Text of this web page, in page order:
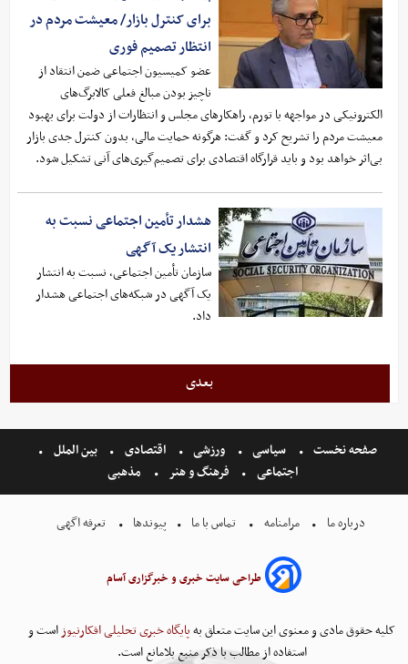
برای کنترل بازار/ معیشت مردم در
انتظار تصمیم فوری
عضو کمیسیون اجتماعی ضمن انتقاد از
ناچیز بودن مبالغ فعلی کالابرگ‌های
الکترونیکی در مواجهه با تورم، راهکارهای مجلس و انتظارات از دولت برای بهبود
معیشت مردم را تشریح کرد و گفت: هرگونه حمایت مالی، بدون کنترل جدی بازار
بی‌اثر خواهد بود و باید قرارگاه اقتصادی برای تصمیم‌گیری‌های آنی تشکیل شود.
هشدار تأمین اجتماعی نسبت به
انتشار یک آگهی
سازمان تأمین اجتماعی، نسبت به انتشار
یک آگهی در شبکه‌های اجتماعی هشدار
داد.
بعدی
صفحه نخست سیاسی ورزشی اقتصادی
بین الملل
اجتماعی
فرهنگ و هنر مذهبی
درباره ما مرامنامه تماس با ما پیوندها تعرفه اگهی
طراحی سایت خبری و خبرگزاری آسام
کلیه حقوق مادی و معنوی این سایت متعلق بهپایگاه خبری تحلیلی افکارنیوزاست و
استفاده از مطالب با ذکر منبع بلامانع است.